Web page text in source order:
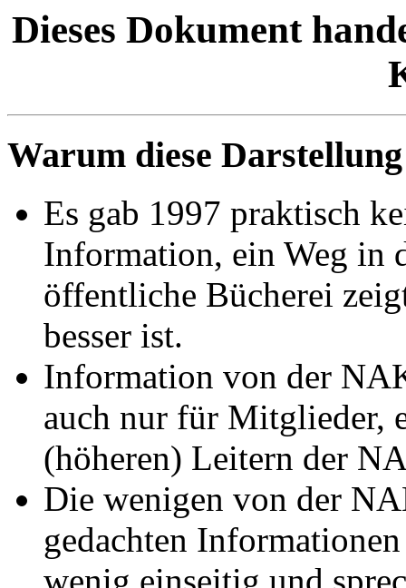
Dieses Dokument
Warum diese
Es gab 1997 praktisch
Information, ein Weg in
öffentliche Bücherei
besser ist.
Information von der
auch nur für Mitglieder,
(höheren) Leitern der
Die wenigen von der
gedachten